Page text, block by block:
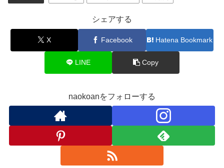
シェアする
X Facebook Hatena Bookmark
LINE Copy
naokoanをフォローする